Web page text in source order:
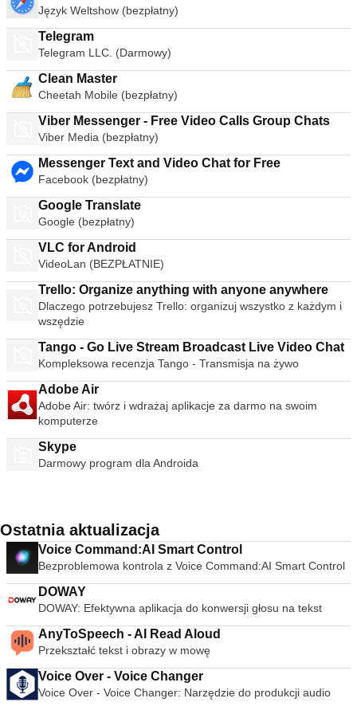
Język Weltshow (bezpłatny)
Telegram
Telegram LLC. (Darmowy)
Clean Master
Cheetah Mobile (bezpłatny)
Viber Messenger - Free Video Calls Group Chats
Viber Media (bezpłatny)
Messenger Text and Video Chat for Free
Facebook (bezpłatny)
Google Translate
Google (bezpłatny)
VLC for Android
VideoLan (BEZPŁATNIE)
Trello: Organize anything with anyone anywhere
Dlaczego potrzebujesz Trello: organizuj wszystko z każdym i
wszędzie
Tango - Go Live Stream Broadcast Live Video Chat
Kompleksowa recenzja Tango - Transmisja na żywo
Adobe Air
Adobe Air: twórz i wdrażaj aplikacje za darmo na swoim
komputerze
Skype
Darmowy program dla Androida
Ostatnia aktualizacja
Voice Command:AI Smart Control
Bezproblemowa kontrola z Voice Command:AI Smart Control
DOWAY
DOWAY: Efektywna aplikacja do konwersji głosu na tekst
AnyToSpeech - AI Read Aloud
Przekształć tekst i obrazy w mowę
Voice Over - Voice Changer
Voice Over - Voice Changer: Narzędzie do produkcji audio